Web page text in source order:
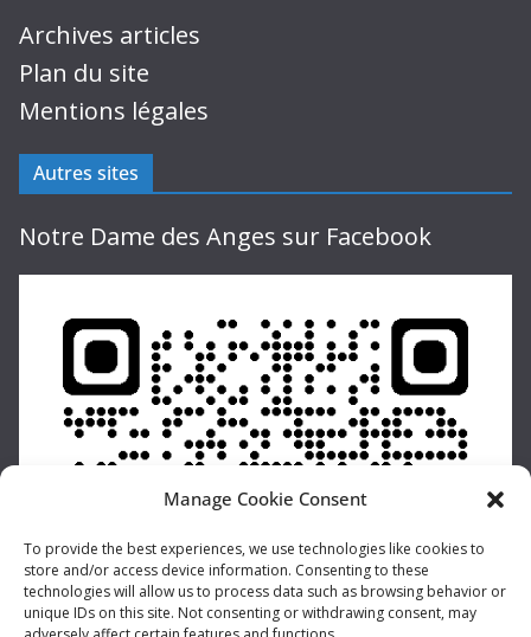
Manage Cookie Consent
To provide the best experiences, we use technologies like cookies to
store and/or access device information. Consenting to these
technologies will allow us to process data such as browsing behavior or
unique IDs on this site. Not consenting or withdrawing consent, may
Archives articles
Plan du site
Mentions légales
Autres sites
Notre Dame des Anges sur Facebook